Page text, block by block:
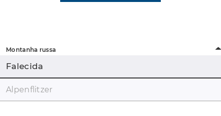
Montanha russa
Falecida
Alpenflitzer